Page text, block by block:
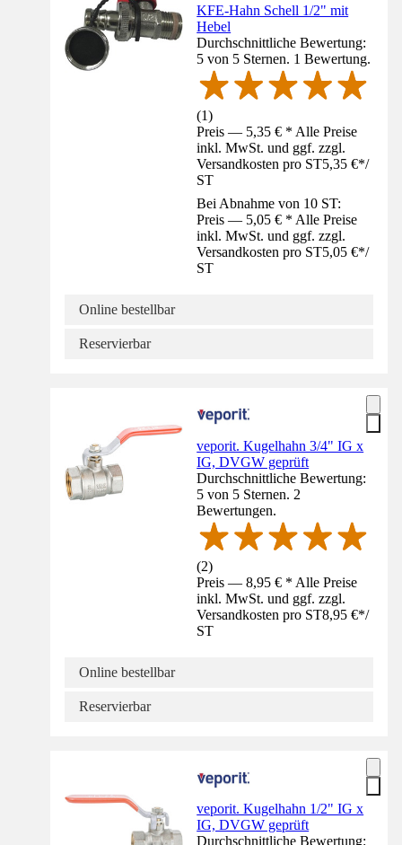
KFE-Hahn Schell 1/2" mit
Hebel
Durchschnittliche Bewertung:
5 von 5 Sternen. 1 Bewertung.
(1)
Preis — 5,35 € * Alle Preise
inkl. MwSt. und ggf. zzgl.
Versandkosten pro ST5,35 €*/
ST
Bei Abnahme von 10 ST:
Preis — 5,05 € * Alle Preise
inkl. MwSt. und ggf. zzgl.
Versandkosten pro ST5,05 €*/
ST
Online bestellbar
Reservierbar
veporit. Kugelhahn 3/4" IG x
IG, DVGW geprüft
Durchschnittliche Bewertung:
5 von 5 Sternen. 2
Bewertungen.
(2)
Preis — 8,95 € * Alle Preise
inkl. MwSt. und ggf. zzgl.
Versandkosten pro ST8,95 €*/
ST
Online bestellbar
Reservierbar
veporit. Kugelhahn 1/2" IG x
IG, DVGW geprüft
Durchschnittliche Bewertung: